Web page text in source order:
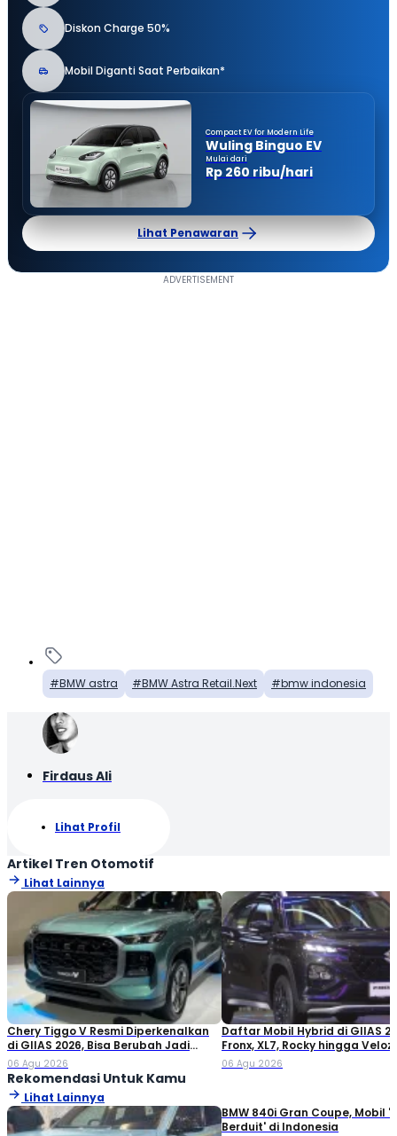
Diskon Charge 50%
Mobil Diganti Saat Perbaikan*
Compact EV for Modern Life
Wuling Binguo EV
Mulai dari
Rp 260 ribu/hari
Lihat Penawaran
BMW astra BMW Astra Retail.Next bmw indonesia
Firdaus Ali
Lihat Profil
Artikel Tren Otomotif
Lihat Lainnya
Chery Tiggo V Resmi Diperkenalkan
di GIIAS 2026, Bisa Berubah Jadi
Double Cabin
06 Agu 2026
Daftar Mobil Hybrid di GIIAS
Fronx, XL7, Rocky hingga Veloz!
06 Agu 2026
Rekomendasi Untuk Kamu
Lihat Lainnya
BMW 840i Gran Coupe, Mobil
Berduit' di Indonesia